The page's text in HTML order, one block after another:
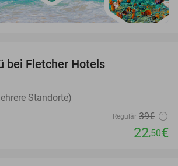
bei Fletcher Hotels
Standorte)
Regulär 39€
22,50€